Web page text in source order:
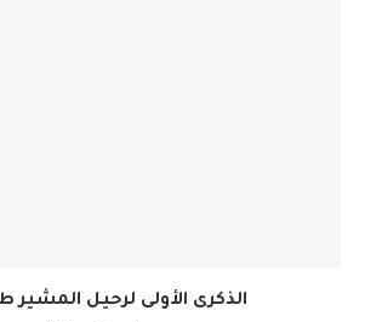
الذكرى الأولى لرحيل المشير